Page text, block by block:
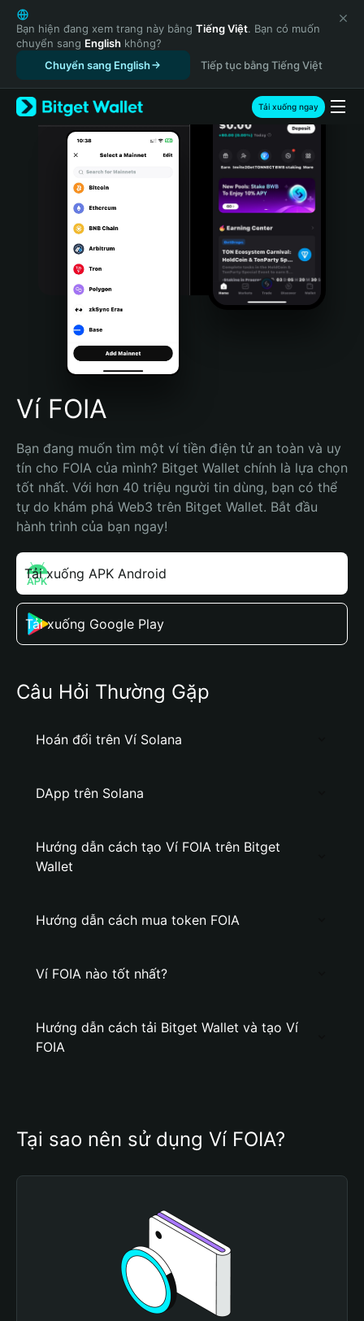
English
日本語
Tiếng Việt
Русский
Español (Latinoamérica)
Türkçe
Italiano
Português (Portugal)
Bahasa Indonesia
Português (Brasil)
Español (Argentina)
Bạn hiện đang xem trang này bằng Tiếng Việt. Bạn có muốn
chuyển sang English không?
Chuyển sang English
Tiếp tục bằng Tiếng Việt
Tải xuống ngay
Ví FOIA
Bạn đang muốn tìm một ví tiền điện tử an toàn và uy
tín cho FOIA của mình? Bitget Wallet chính là lựa chọn
tốt nhất. Với hơn 40 triệu người tin dùng, bạn có thể
tự do khám phá Web3 trên Bitget Wallet. Bắt đầu
hành trình của bạn ngay!
Tải xuống APK Android
Tải xuống Google Play
Câu Hỏi Thường Gặp
Hoán đổi trên Ví Solana
DApp trên Solana
Hướng dẫn cách tạo Ví FOIA trên Bitget
Wallet
Hướng dẫn cách mua token FOIA
Ví FOIA nào tốt nhất?
Hướng dẫn cách tải Bitget Wallet và tạo Ví
FOIA
Tại sao nên sử dụng Ví FOIA?